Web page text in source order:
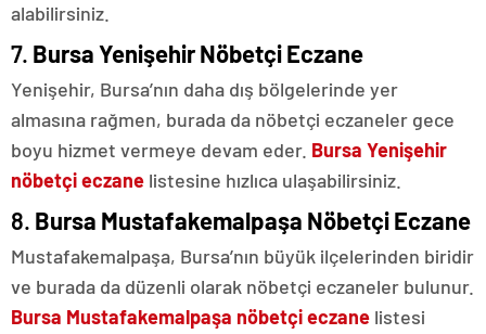
alabilirsiniz.
7. Bursa Yenişehir Nöbetçi Eczane
Yenişehir, Bursa’nın daha dış bölgelerinde yer
almasına rağmen, burada da nöbetçi eczaneler gece
boyu hizmet vermeye devam eder. Bursa Yenişehir
nöbetçi eczane listesine hızlıca ulaşabilirsiniz.
8. Bursa Mustafakemalpaşa Nöbetçi Eczane
Mustafakemalpaşa, Bursa’nın büyük ilçelerinden biridir
ve burada da düzenli olarak nöbetçi eczaneler bulunur.
Bursa Mustafakemalpaşa nöbetçi eczane listesi